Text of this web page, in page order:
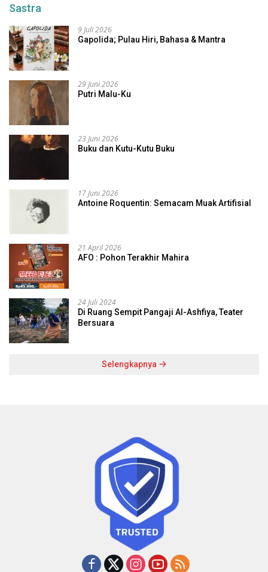
Sastra
9 Juli 2026
Gapolida; Pulau Hiri, Bahasa & Mantra
29 Juni 2026
Putri Malu-Ku
23 Juni 2026
Buku dan Kutu-Kutu Buku
17 Juni 2026
Antoine Roquentin: Semacam Muak Artifisial
21 April 2026
AFO : Pohon Terakhir Mahira
24 Juli 2024
Di Ruang Sempit Pangaji Al-Ashfiya, Teater
Bersuara
Selengkapnya